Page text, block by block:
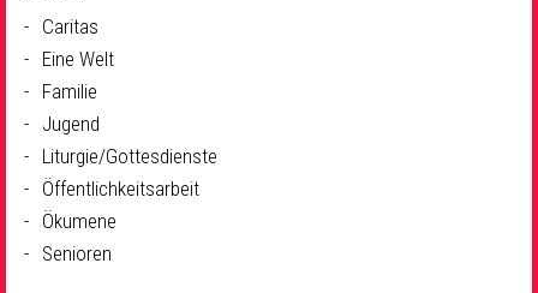
Caritas
Eine Welt
Familie
Jugend
Liturgie/Gottesdienste
Öffentlichkeitsarbeit
Ökumene
Senioren